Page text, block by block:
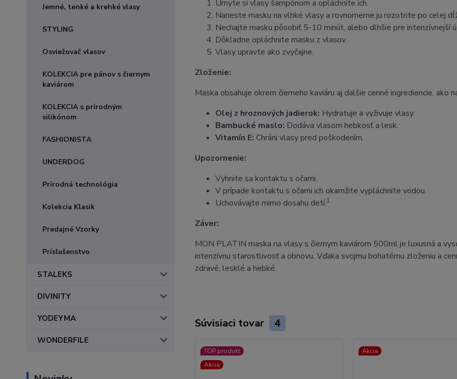
Jemné, tenké a krehké vlasy
STYLING
Osviežovač vlasov
KOLEKCIA pre pánov s čiernym
kaviárom
KOLEKCIA s prírodným
silikónom
FASHIONISTA
UNDERDOG
Prírodná technológia
Kolekcia Klasik
Predajné Vzorky
Príslušenstvo
STALEKS
DIVINITY
YODEYMA
WONDERFILE
Umyte si vlasy šampónom a opláchnite ich.
Naneste masku na vlhké vlasy a rovnomerne ju rozotrite po celej
Nechajte masku pôsobiť 5-10 minút, alebo dlhšie pre intenzívnejší
Dôkladne opláchnite masku z vlasov.
Vlasy upravte ako zvyčajne.
Zloženie:
Maska obsahuje okrem čierneho kaviáru aj ďalšie cenné ingrediencie, ako
Olej z hroznových jadierok: Hydratuje a vyživuje vlasy.
Bambucké maslo: Dodáva vlasom hebkosť a lesk.
Vitamín E: Chráni vlasy pred poškodením.
Upozornenie:
Vyhnite sa kontaktu s očami.
V prípade kontaktu s očami ich okamžite vypláchnite vodou.
Uchovávajte mimo dosahu detí.1
Záver:
MON PLATIN maska na vlasy s čiernym kaviárom 500ml je luxusná a
intenzívnu starostlivosť a obnovu. Vďaka svojmu bohatému zloženiu a
zdravé, lesklé a hebké.
Súvisiaci tovar 4
TOP produkt
Akcia
Akcia